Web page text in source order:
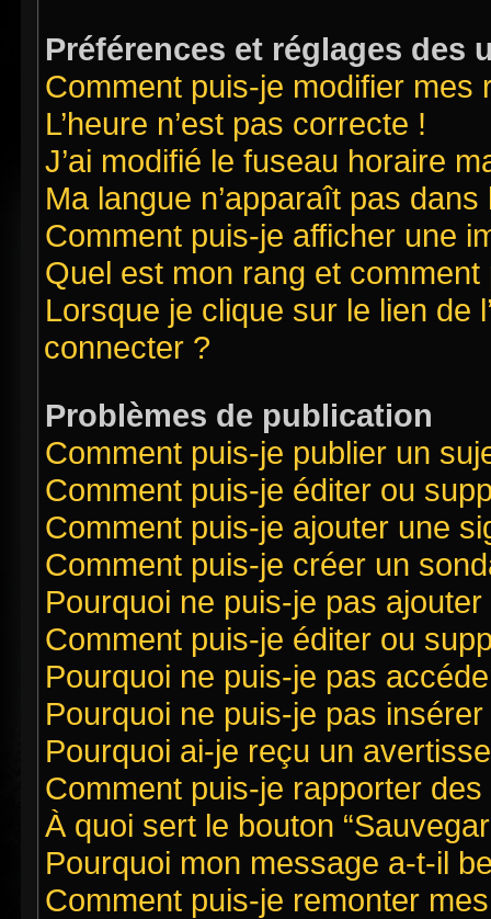
Préférences et réglages des
Comment puis-je modifier mes
L’heure n’est pas correcte !
J’ai modifié le fuseau horaire
Ma langue n’apparaît pas dans
Comment puis-je afficher une
Quel est mon rang et
Lorsque je clique sur le lien de
connecter ?
Problèmes de publication
Comment puis-je publier un
Comment puis-je éditer ou
Comment puis-je ajouter une
Comment puis-je créer un
Pourquoi ne puis-je pas
Comment puis-je éditer ou
Pourquoi ne puis-je pas
Pourquoi ne puis-je pas
Pourquoi ai-je reçu un
Comment puis-je rapporter
À quoi sert le bouton
Pourquoi mon message a-t-il
Comment puis-je remonter